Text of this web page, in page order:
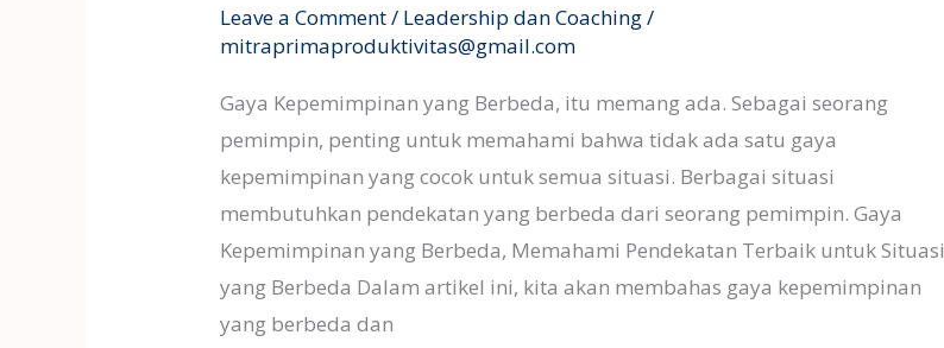
Leave a Comment/ Leadership dan Coaching/
mitraprimaproduktivitas@gmail.com
Gaya Kepemimpinan yang Berbeda, itu memang ada. Sebagai seorang
pemimpin, penting untuk memahami bahwa tidak ada satu gaya
kepemimpinan yang cocok untuk semua situasi. Berbagai situasi
membutuhkan pendekatan yang berbeda dari seorang pemimpin. Gaya
Kepemimpinan yang Berbeda, Memahami Pendekatan Terbaik untuk Situasi
yang Berbeda Dalam artikel ini, kita akan membahas gaya kepemimpinan
yang berbeda dan